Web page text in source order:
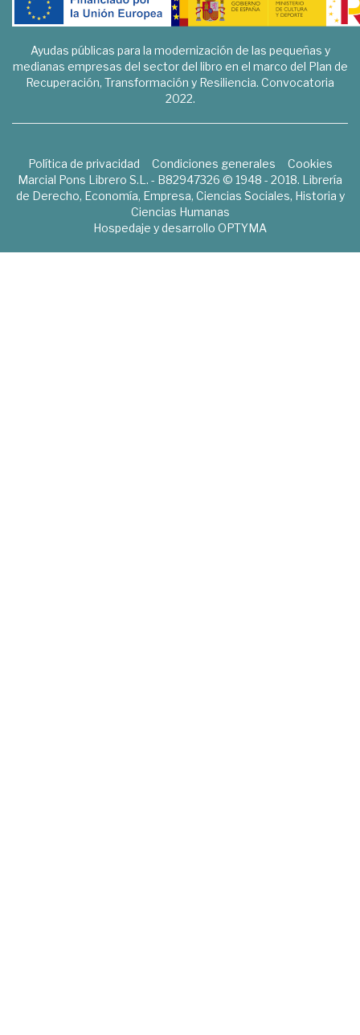
Ayudas públicas para la modernización de las pequeñas y
medianas empresas del sector del libro en el marco del Plan de
Recuperación, Transformación y Resiliencia. Convocatoria
2022.
Política de privacidad Condiciones generales
Cookies
Marcial Pons Librero S.L. - B82947326 © 1948 - 2018. Librería
de Derecho, Economía, Empresa, Ciencias Sociales, Historia y
Ciencias Humanas
Hospedaje y desarrollo OPTYMA